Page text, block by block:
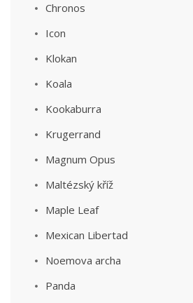
Chronos
Icon
Klokan
Koala
Kookaburra
Krugerrand
Magnum Opus
Maltézský kříž
Maple Leaf
Mexican Libertad
Noemova archa
Panda